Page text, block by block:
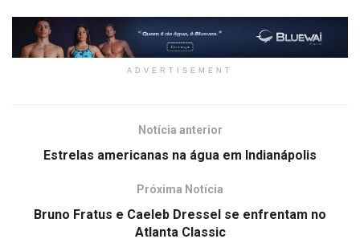
ADVERTISEMENT
Notícia anterior
Estrelas americanas na água em Indianápolis
Próxima Notícia
Bruno Fratus e Caeleb Dressel se enfrentam no
Atlanta Classic